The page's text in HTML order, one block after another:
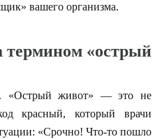
вашего организма.
термином «острый
«Острый живот» — это не
красный, который врачи
«Срочно! Что-то пошло